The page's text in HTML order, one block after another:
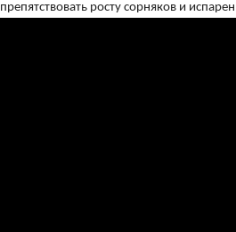
препятствовать росту сорняков и